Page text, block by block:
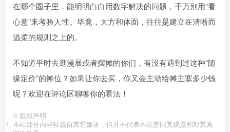
在哪个圈子里，能明明白白用数字解决的问题，千万别用“看
心意”来考验人性。毕竟，大方和体面，往往是建立在清晰而
温柔的规则之上的。
不知道平时去逛漫展或者摆摊的你们，有没有遇到过这种“随
缘定价”的摊位？如果让你去买，你又会主动给摊主塞多少钱
呢？欢迎在评论区聊聊你的看法！
© 版权声明
本站部分内容转载自其它媒体，但并不代表本站赞同其观点和对其真